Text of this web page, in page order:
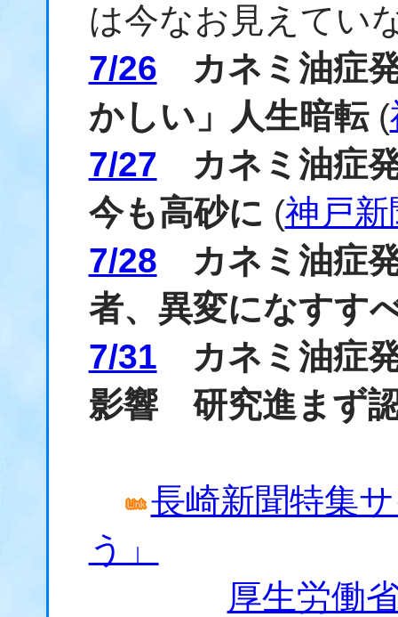
は今なお見えてい
7/26 カネミ油症
かしい」人生暗転(
7/27 カネミ油症
今も高砂に (神戸新
7/28 カネミ油症
者、異変になすす
7/31 カネミ油症
影響 研究進まず
長崎新聞特集
う」
厚生労働